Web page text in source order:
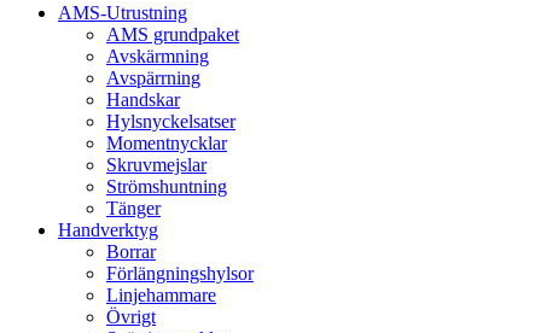
AMS-Utrustning
AMS grundpaket
Avskärmning
Avspärrning
Handskar
Hylsnyckelsatser
Momentnycklar
Skruvmejslar
Strömshuntning
Tänger
Handverktyg
Borrar
Förlängningshylsor
Linjehammare
Övrigt